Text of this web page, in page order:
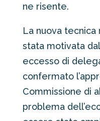
ne risente.
La nuova tecnica
stata motivata
eccesso di
confermato
Commissione di
problema